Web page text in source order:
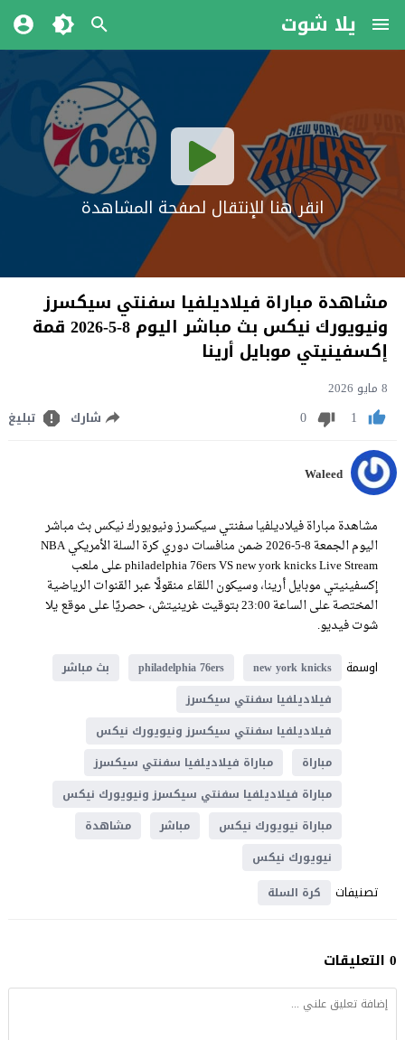
يلا شوت
انقر هنا للإنتقال لصفحة المشاهدة
مشاهدة مباراة فيلاديلفيا سفنتي سيكسرز
ونيويورك نيكس بث مباشر اليوم 8-5-2026 قمة
إكسفينيتي موبايل أرينا
8 مايو 2026
1
0 شارك تبليغ
Waleed
مشاهدة مباراة فيلاديلفيا سفنتي سيكسرز ونيويورك نيكس بث مباشر
اليوم الجمعة 8-5-2026 ضمن منافسات دوري كرة السلة الأمريكي NBA
philadelphia 76ers VS new york knicks Live Stream على ملعب
إكسفينيتي موبايل أرينا، وسيكون اللقاء منقولًا عبر القنوات الرياضية
المختصة على الساعة 23:00 بتوقيت غرينيتش، حصريًا على موقع يلا
شوت فيديو.
اوسمة
new york knicks
philadelphia 76ers
بث مباشر
فيلاديلفيا سفنتي سيكسرز
فيلاديلفيا سفنتي سيكسرز ونيويورك نيكس
مباراة
مباراة فيلاديلفيا سفنتي سيكسرز
مباراة فيلاديلفيا سفنتي سيكسرز ونيويورك نيكس
مباراة نيويورك نيكس
مباشر
مشاهدة
نيويورك نيكس
تصنيفات كرة السلة
0 التعليقات